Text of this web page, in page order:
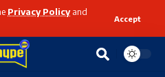
Privacy Policyand
Accept